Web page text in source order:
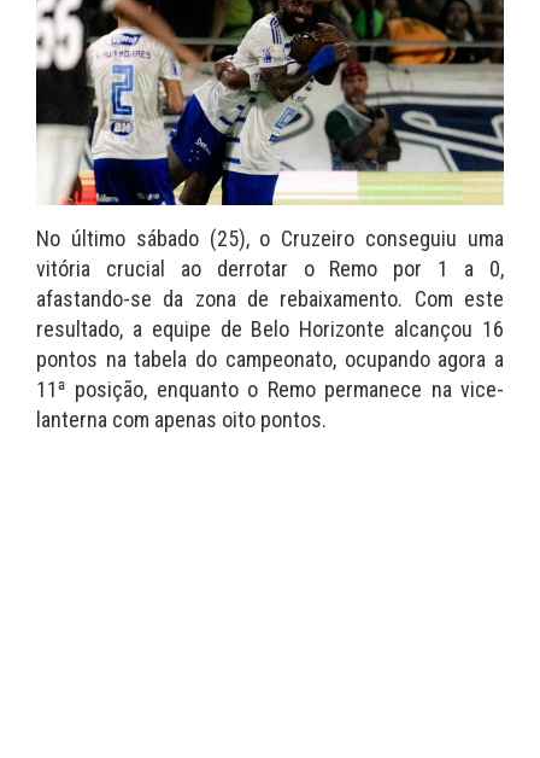
No último sábado (25), o Cruzeiro conseguiu uma
vitória crucial ao derrotar o Remo por 1 a 0,
afastando-se da zona de rebaixamento. Com este
resultado, a equipe de Belo Horizonte alcançou 16
pontos na tabela do campeonato, ocupando agora a
11ª posição, enquanto o Remo permanece na vice-
lanterna com apenas oito pontos.